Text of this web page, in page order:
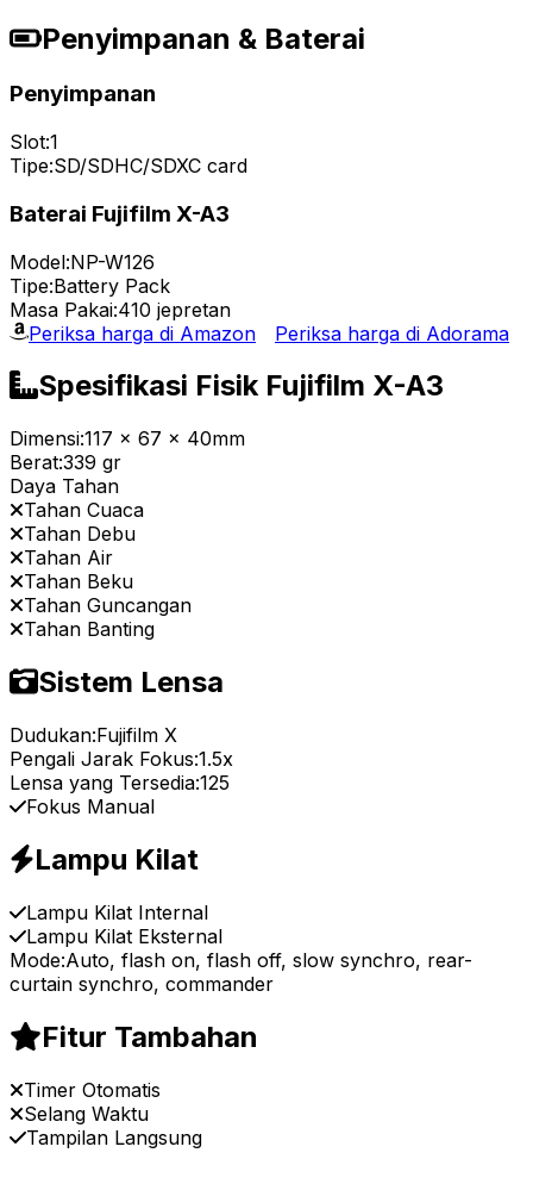
Penyimpanan & Baterai
Penyimpanan
Slot:1
Tipe:SD/SDHC/SDXC card
Baterai Fujifilm X-A3
Model:NP-W126
Tipe:Battery Pack
Masa Pakai:410 jepretan
Periksa harga di Amazon
Periksa harga di Adorama
Spesifikasi Fisik Fujifilm X-A3
Dimensi:117 x 67 x 40mm
Berat:339 gr
Daya Tahan
Tahan Cuaca
Tahan Debu
Tahan Air
Tahan Beku
Tahan Guncangan
Tahan Banting
Sistem Lensa
Dudukan:Fujifilm X
Pengali Jarak Fokus:1.5x
Lensa yang Tersedia:125
Fokus Manual
Lampu Kilat
Lampu Kilat Internal
Lampu Kilat Eksternal
Mode:Auto, flash on, flash off, slow synchro, rear-
curtain synchro, commander
Fitur Tambahan
Timer Otomatis
Selang Waktu
Tampilan Langsung